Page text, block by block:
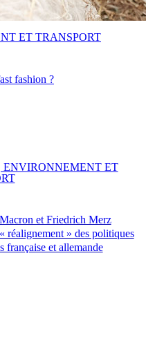
fashion ?
ET TRANSPORT
et Friedrich Merz
réalignement » des politiques
française et allemande
ENVIRONNEMENT ET